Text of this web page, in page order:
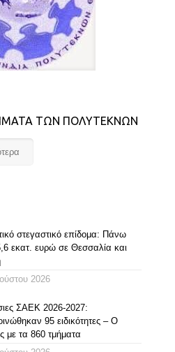
ΤΩΝ ΠΟΛΥΤΕΚΝΩΝ
στεγαστικό επίδομα: Πάνω
εκατ. ευρώ σε Θεσσαλία και
2026
ΣΑΕΚ 2026-2027:
95 ειδικότητες – Ο
με τα 860 τμήματα